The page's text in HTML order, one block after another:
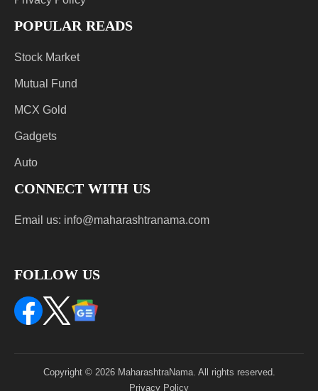
POPULAR READS
Stock Market
Mutual Fund
MCX Gold
Gadgets
Auto
CONNECT WITH US
Email us: info@maharashtranama.com
FOLLOW US
Copyright © 2026 MaharashtraNama. All rights reserved.
Privacy Policy